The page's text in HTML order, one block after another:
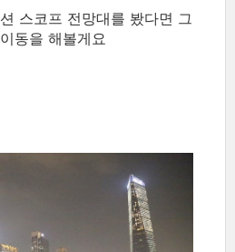
스코프 전망대를 봤다면 그
동을 해볼게요